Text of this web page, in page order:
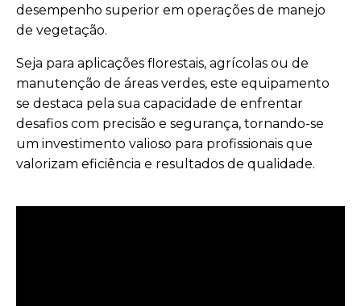
desempenho superior em operações de manejo
de vegetação.
Seja para aplicações florestais, agrícolas ou de
manutenção de áreas verdes, este equipamento
se destaca pela sua capacidade de enfrentar
desafios com precisão e segurança, tornando-se
um investimento valioso para profissionais que
valorizam eficiência e resultados de qualidade.